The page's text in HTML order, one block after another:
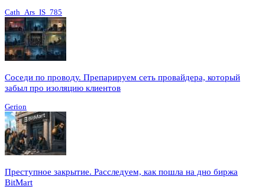
Cath_Ars_IS_785
Соседи по проводу. Препарируем сеть провайдера, который
забыл про изоляцию клиентов
Gerion
Преступное закрытие. Расследуем, как пошла на дно биржа
BitMart